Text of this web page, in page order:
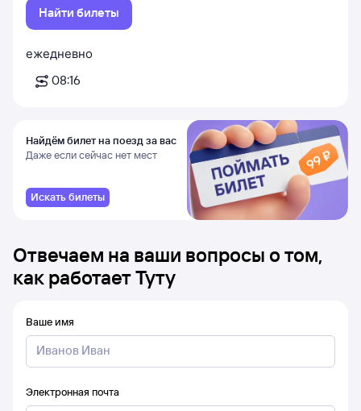
Найти билеты
ежедневно
08:16
Найдём билет на поезд за вас
Даже если сейчас нет мест
Искать билеты
Отвечаем на ваши вопросы о том,
как работает Туту
Ваше имя
Электронная почта